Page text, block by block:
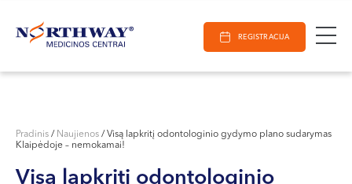
Darbo laikas
Darbo laikas:
I-V 07:30 - 20:30
Paieška REGISTRACIJA
E-Registracija
Pradinis / Naujienos / Visą lapkritį odontologinio gydymo plano sudarymas
Klaipėdoje – nemokamai!
Visą lapkritį odontologinio